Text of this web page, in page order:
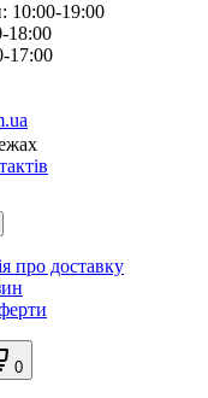
10:00-19:00
18:00
17:00
про доставку
0